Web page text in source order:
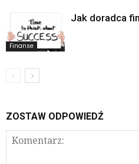
Finanse
Jak doradca
ZOSTAW ODPOWIEDŹ